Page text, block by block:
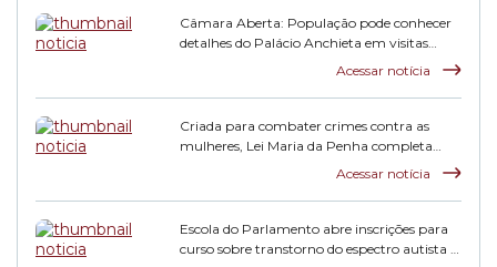
Câmara Aberta: População pode conhecer
detalhes do Palácio Anchieta em visitas
Acessar notícia
Criada para combater crimes contra as
mulheres, Lei Maria da Penha completa
Acessar notícia
Escola do Parlamento abre inscrições para
curso sobre transtorno do espectro autista e